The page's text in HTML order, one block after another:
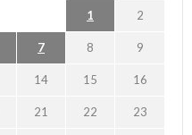
1 2
7 8 9
14 15 16
21 22 23